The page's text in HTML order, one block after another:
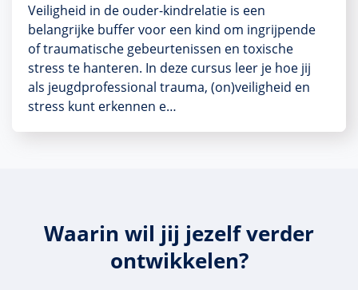
Veiligheid in de ouder-kindrelatie is een
belangrijke buffer voor een kind om ingrijpende
of traumatische gebeurtenissen en toxische
stress te hanteren. In deze cursus leer je hoe jij
als jeugdprofessional trauma, (on)veiligheid en
stress kunt erkennen e…
Waarin wil jij jezelf verder
ontwikkelen?